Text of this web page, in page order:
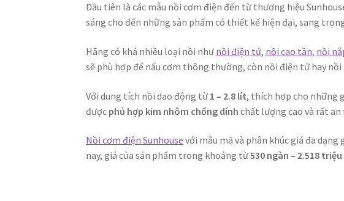
Đầu tiên là các mẫu nồi cơm điện đến từ thương hiệu
sáng cho đến những sản phẩm có thiết kế hiện đại, sang
Hãng có khá nhiều loại nồi như nồi điện tử, nồi cao tần, nồi
sẽ phù hợp để nấu cơm thông thường, còn nồi điện tử hay
Với dung tích nồi dao động từ 1 – 2.8 lít, thích hợp cho những
được phủ hợp kim nhôm chống dính chất lượng cao và rất an
Nồi cơm điện Sunhouse với mẫu mã và phân khúc giá đa
nay, giá của sản phẩm trong khoảng từ530 ngàn – 2.518